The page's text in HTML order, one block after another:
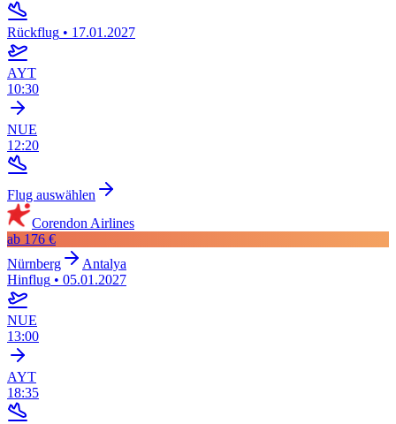
Rückflug • 17.01.2027
AYT
10:30
NUE
12:20
Flug auswählen
Corendon Airlines
ab 176 €
Nürnberg
Antalya
Hinflug • 05.01.2027
NUE
13:00
AYT
18:35